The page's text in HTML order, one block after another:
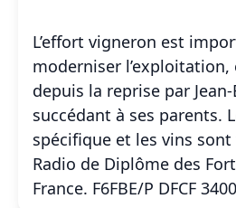
L’effort vigneron est
moderniser
depuis la reprise par
succédant à ses parents.
spécifique et les vins sont
Radio de Diplôme des
France. F6FBE/P DFCF